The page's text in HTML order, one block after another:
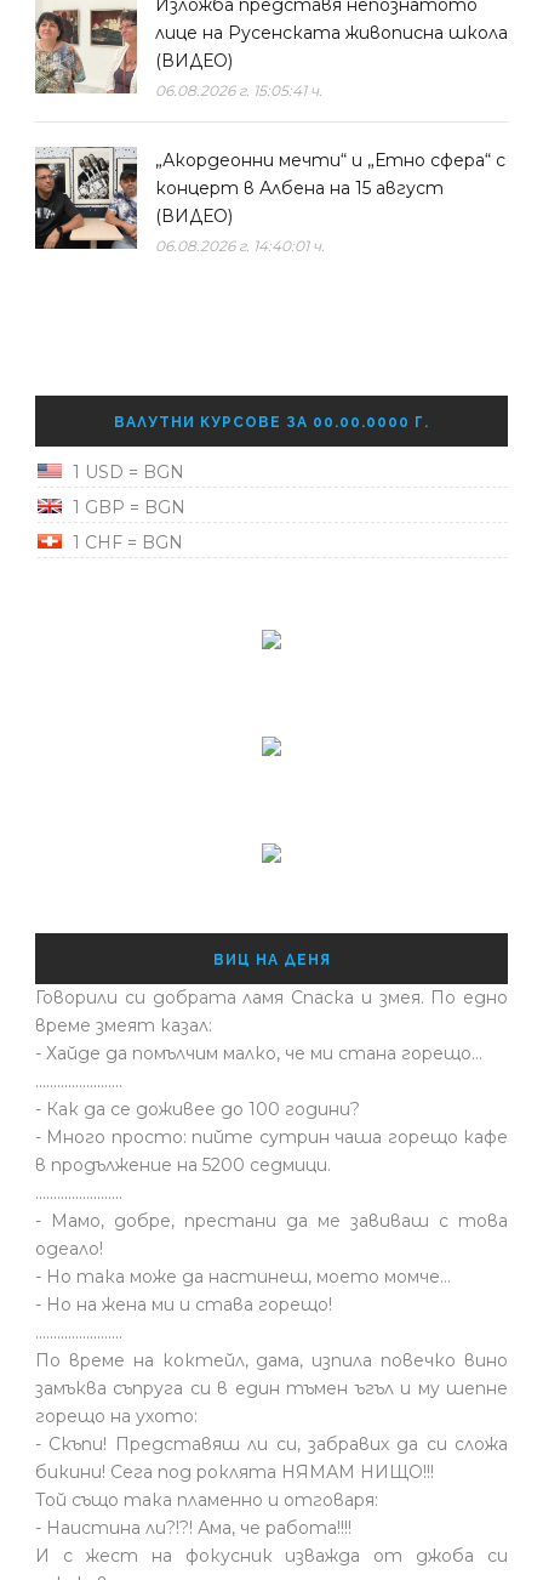
Изложба представя непознатото
лице на Русенската живописна школа
(ВИДЕО)
06.08.2026 г. 15:05:41 ч.
„Акордеонни мечти“ и „Етно сфера“ с
концерт в Албена на 15 август
(ВИДЕО)
06.08.2026 г. 14:40:01 ч.
ВАЛУТНИ КУРСОВЕ ЗА 00.00.0000 Г.
1 USD = BGN
1 GBP = BGN
1 CHF = BGN
ВИЦ НА ДЕНЯ
Говорили си добрата ламя Спаска и змея. По едно
време змеят казал:
- Хайде да помълчим малко, че ми стана горещо...
........................
- Как да се доживее до 100 години?
- Много просто: пийте сутрин чаша горещо кафе
в продължение на 5200 седмици.
........................
- Мамо, добре, престани да ме завиваш с това
одеало!
- Но така може да настинеш, моето момче…
- Но на жена ми и става горещо!
........................
По време на коктейл, дама, изпила повечко вино
замъква съпруга си в един тъмен ъгъл и му шепне
горещо на ухото:
- Скъпи! Представяш ли си, забравих да си сложа
бикини! Сега под роклята НЯМАМ НИЩО!!!
Той също така пламенно и отговаря:
- Наистина ли?!?! Ама, че работа!!!!
И с жест на фокусник изважда от джоба си